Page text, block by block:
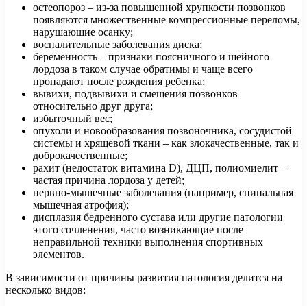
остеопороз – из-за повышенной хрупкости позвонков
появляются множественные компрессионные переломы,
нарушающие осанку;
воспалительные заболевания диска;
беременность – признаки поясничного и шейного
лордоза в таком случае обратимы и чаще всего
пропадают после рождения ребенка;
вывихи, подвывихи и смещения позвонков
относительно друг друга;
избыточный вес;
опухоли и новообразования позвоночника, сосудистой
системы и хрящевой ткани – как злокачественные, так и
доброкачественные;
рахит (недостаток витамина D), ДЦП, полиомиелит –
частая причина лордоза у детей;
нервно-мышечные заболевания (например, спинальная
мышечная атрофия);
дисплазия бедренного сустава или другие патологии
этого сочленения, часто возникающие после
неправильной техники выполнения спортивных
элементов.
В зависимости от причины развития патология делится на
несколько видов: